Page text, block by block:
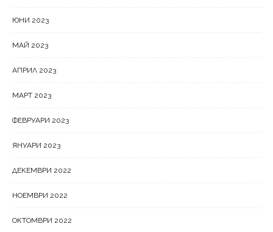
ЮНИ 2023
МАЙ 2023
АПРИЛ 2023
МАРТ 2023
ФЕВРУАРИ 2023
ЯНУАРИ 2023
ДЕКЕМВРИ 2022
НОЕМВРИ 2022
ОКТОМВРИ 2022